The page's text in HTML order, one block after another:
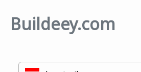
Buildeey.com